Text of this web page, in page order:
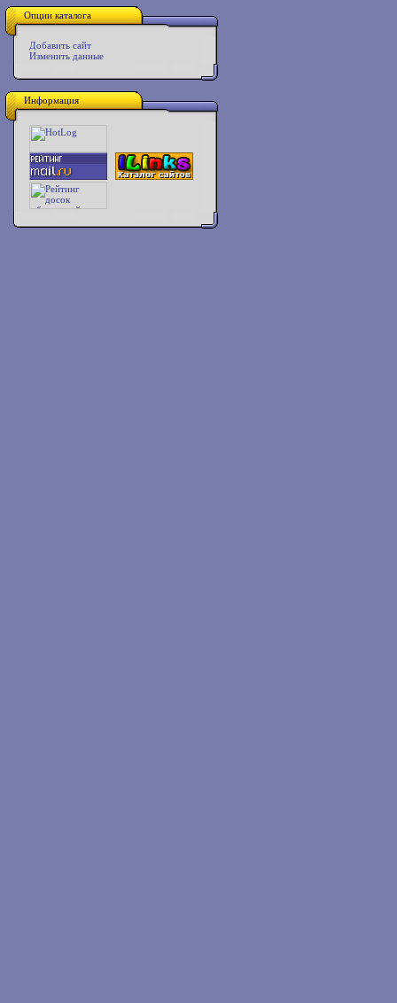
Опции каталога
Добавить сайт
Изменить данные
Информация